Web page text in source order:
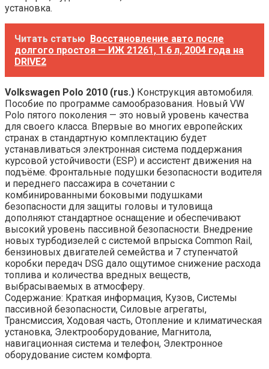
установка.
Читать статью Восстановление авто после
долгого простоя — ИЖ 21261, 1.6 л, 2004 года на
DRIVE2
Volkswagen Polo 2010 (rus.) Конструкция автомобиля.
Пособие по программе самообразования. Новый VW
Polo пятого поколения — это новый уровень качества
для своего класса. Впервые во многих европейских
странах в стандартную комплектацию будет
устанавливаться электронная система поддержания
курсовой устойчивости (ESP) и ассистент движения на
подъёме. Фронтальные подушки безопасности водителя
и переднего пассажира в сочетании с
комбинированными боковыми подушками
безопасности для защиты головы и туловища
дополняют стандартное оснащение и обеспечивают
высокий уровень пассивной безопасности. Внедрение
новых турбодизелей с системой впрыска Common Rail,
бензиновых двигателей семейства и 7 ступенчатой
коробки передач DSG дало ощутимое снижение расхода
топлива и количества вредных веществ,
выбрасываемых в атмосферу.
Содержание: Краткая информация, Кузов, Системы
пассивной безопасности, Силовые агрегаты,
Трансмиссия, Ходовая часть, Отопление и климатическая
установка, Электрооборудование, Магнитола,
навигационная система и телефон, Электронное
оборудование систем комфорта.